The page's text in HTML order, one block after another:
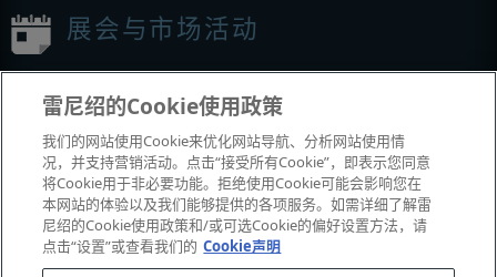
展会与市场活动
雷尼绍的Cookie使用政策
我们的网站使用Cookie来优化网站导航、分析网站使用情
况，并支持营销活动。点击“接受所有Cookie”，即表示您同意
将Cookie用于非必要功能。拒绝使用Cookie可能会影响您在
本网站的体验以及我们能够提供的各项服务。如需详细了解雷
尼绍的Cookie使用政策和/或可选Cookie的偏好设置方法，请
点击“设置”或查看我们的 Cookie声明